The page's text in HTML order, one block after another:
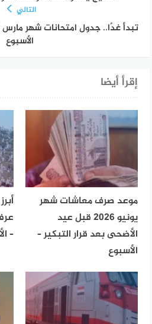
التالي
الأسبوع
إقرأ أيضا
موعد صرف معاشات شهر
يونيو 2026 قبل عيد
الأضحى بعد قرار التبكير –
الأسبوع
–